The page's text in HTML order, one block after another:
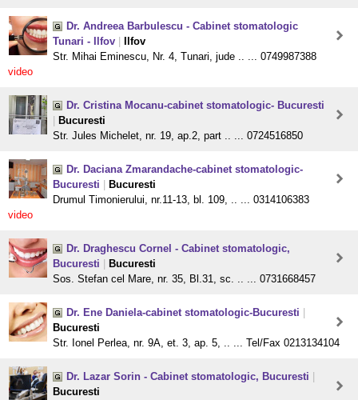
Dr. Andreea Barbulescu - Cabinet stomatologic
Tunari - Ilfov
Ilfov
Str. Mihai Eminescu, Nr. 4, Tunari, jude .. ... 0749987388
video
Dr. Cristina Mocanu-cabinet stomatologic- Bucuresti
Bucuresti
Str. Jules Michelet, nr. 19, ap.2, part .. ... 0724516850
Dr. Daciana Zmarandache-cabinet stomatologic-
Bucuresti
Bucuresti
Drumul Timonierului, nr.11-13, bl. 109, .. ... 0314106383
video
Dr. Draghescu Cornel - Cabinet stomatologic,
Bucuresti
Bucuresti
Sos. Stefan cel Mare, nr. 35, Bl.31, sc. .. ... 0731668457
Dr. Ene Daniela-cabinet stomatologic-Bucuresti
Bucuresti
Str. Ionel Perlea, nr. 9A, et. 3, ap. 5, .. ... Tel/Fax 0213134104
Dr. Lazar Sorin - Cabinet stomatologic, Bucuresti
Bucuresti